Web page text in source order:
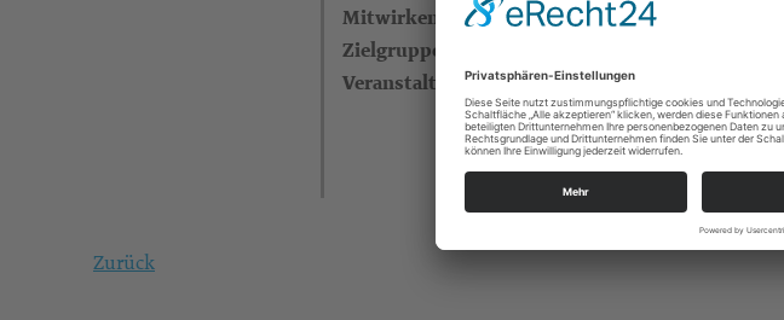
Mitwirkende Pfrn. Klose mit
Zielgruppe
Veranstalter
An der
01157 Dresden
Zurück